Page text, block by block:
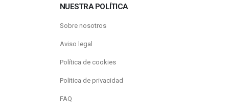
NUESTRA POLÍTICA
Sobre nosotros
Aviso legal
Política de cookies
Politica de privacidad
FAQ